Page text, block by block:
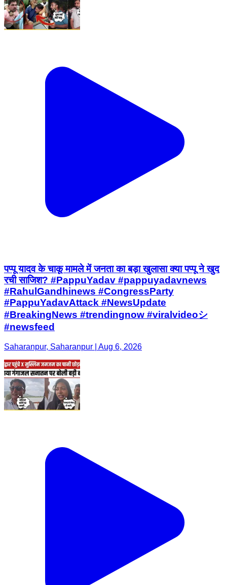
पप्पू यादव के चाकू मामले में जनता का बड़ा खुलासा क्या पप्पू ने खुद
रची साजिश? #PappuYadav #pappuyadavnews
#RahulGandhinews #CongressParty
#PappuYadavAttack #NewsUpdate
#BreakingNews #trendingnow #viralvideoシ
#newsfeed
Saharanpur, Saharanpur | Aug 6, 2026